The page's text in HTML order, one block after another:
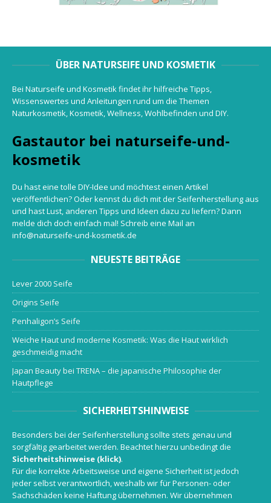
ÜBER NATURSEIFE UND KOSMETIK
Bei Naturseife und Kosmetik findet ihr hilfreiche Tipps,
Wissenswertes und Anleitungen rund um die Themen
Naturkosmetik, Kosmetik, Wellness, Wohlbefinden und DIY.
Gastautor bei naturseife-und-
kosmetik
Du hast eine tolle DIY-Idee und möchtest einen Artikel
veröffentlichen? Oder kennst du dich mit der Seifenherstellung aus
und hast Lust, anderen Tipps und Ideen dazu zu liefern? Dann
melde dich doch einfach mal! Schreib eine Mail an
info@naturseife-und-kosmetik.de
NEUESTE BEITRÄGE
Lever 2000 Seife
Origins Seife
Penhaligon’s Seife
Weiche Haut und moderne Kosmetik: Was die Haut wirklich
geschmeidig macht
Japan Beauty bei TRENA – die japanische Philosophie der
Hautpflege
SICHERHEITSHINWEISE
Besonders bei der Seifenherstellung sollte stets genau und
sorgfältig gearbeitet werden. Beachtet hierzu unbedingt die
Sicherheitshinweise (klick).
Für die korrekte Arbeitsweise und eigene Sicherheit ist jedoch
jeder selbst verantwortlich, weshalb wir für Personen- oder
Sachschäden keine Haftung übernehmen. Wir übernehmen